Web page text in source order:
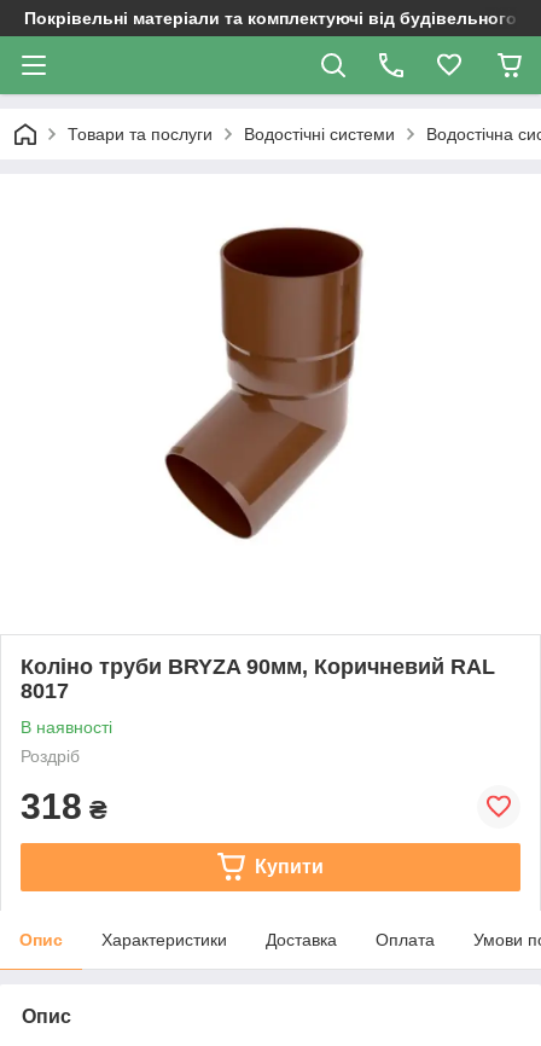
Покрівельні матеріали та комплектуючі від будівельного
Товари та послуги Водостічні системи Водостічна
Коліно труби BRYZA 90мм, Коричневий RAL
8017
В наявності
Роздріб
318 ₴
Купити
Опис Характеристики Доставка Оплата Умови
Опис